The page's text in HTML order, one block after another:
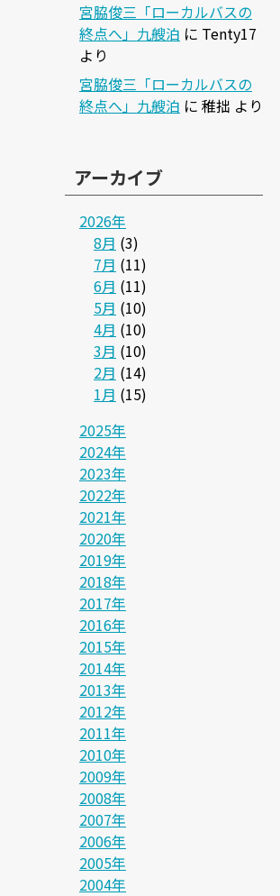
宮脇俊三「ローカルバスの
終点へ」九艘泊 に Tenty17
より
宮脇俊三「ローカルバスの
終点へ」九艘泊 に 稚拙 より
アーカイブ
2026年
8月 (3)
7月 (11)
6月 (11)
5月 (10)
4月 (10)
3月 (10)
2月 (14)
1月 (15)
2025年
2024年
2023年
2022年
2021年
2020年
2019年
2018年
2017年
2016年
2015年
2014年
2013年
2012年
2011年
2010年
2009年
2008年
2007年
2006年
2005年
2004年